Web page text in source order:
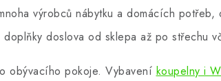
výrobců nábytku a domácích
doslova od sklepa až po střechu
obývacího pokoje. Vybavení koupelny i